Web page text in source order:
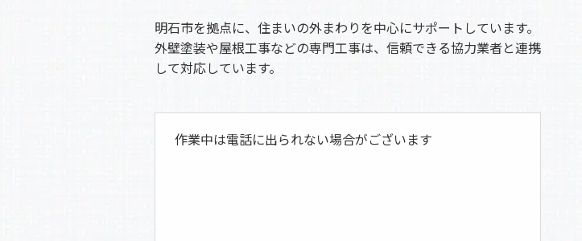
明石市を拠点に、住まいの外まわりを中心にサポートしています。
外壁塗装や屋根工事などの専門工事は、信頼できる協力業者と連携
して対応しています。
作業中は電話に出られない場合がございます